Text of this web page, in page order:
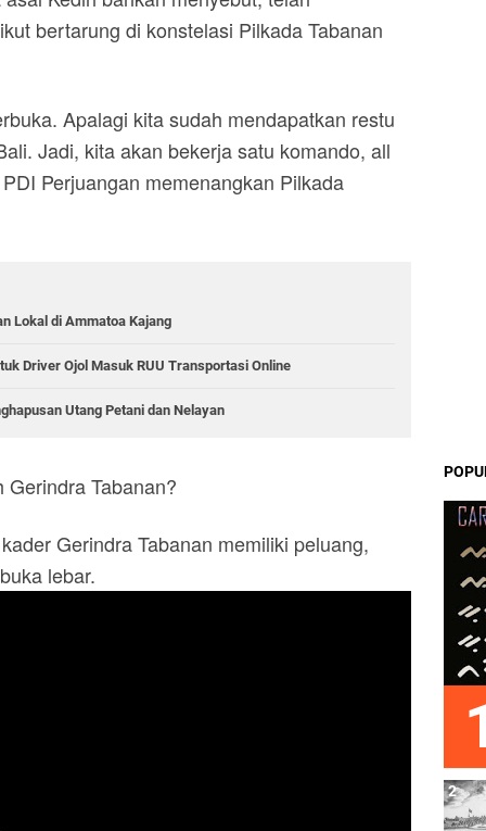
bertarung di konstelasi Pilkada Tabanan
Apalagi kita sudah mendapatkan restu
Jadi, kita akan bekerja satu komando, all
Perjuangan memenangkan Pilkada
Lokal di Ammatoa Kajang
Driver Ojol Masuk RUU Transportasi Online
Utang Petani dan Nelayan
Tabanan?
Gerindra Tabanan memiliki peluang,
lebar.